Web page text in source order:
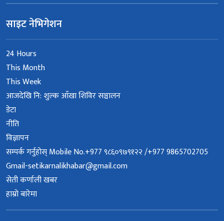
साइट नेभिगेशन
24 Hours
This Month
This Week
आजदेखि नि: शुल्क आँखा शिविर सञ्चालन
डेटा
नीति
विज्ञापन
सम्पर्क गर्नुहोस् Mobile No.+977 ९८६०९७९१२२ /+977 9865702705
Gmail-setikarnalikhabar@gmail.com
सेती कर्णाली खबर
हाम्रो बारेमा